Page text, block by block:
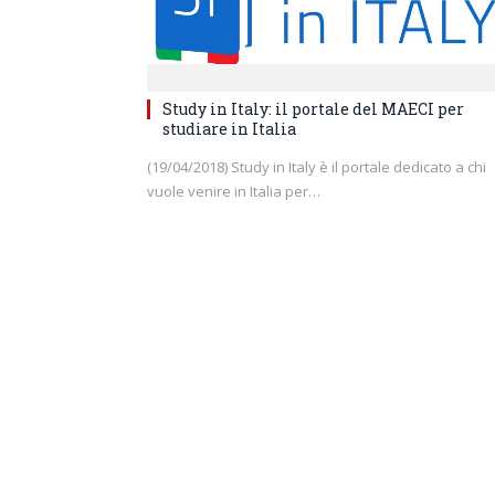
Study in Italy: il portale del MAECI per
studiare in Italia
(19/04/2018) Study in Italy è il portale dedicato a chi
vuole venire in Italia per…